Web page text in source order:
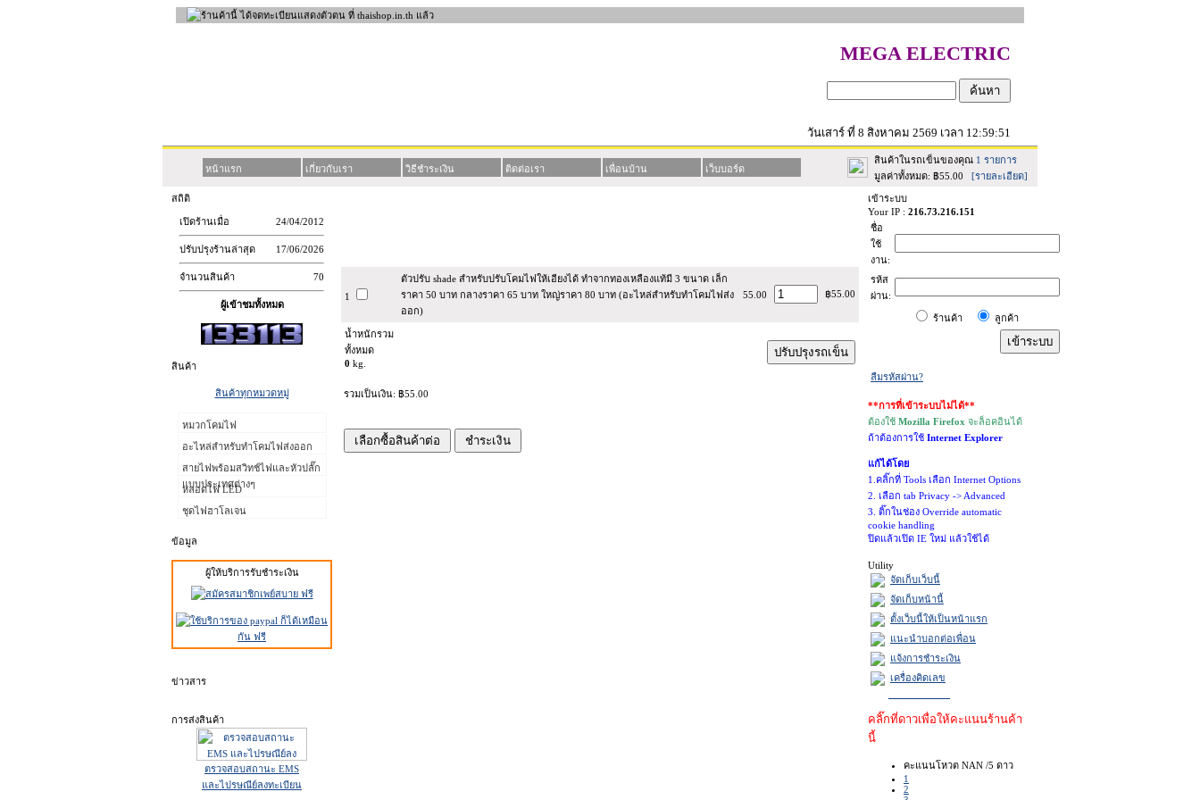
MEGA ELECTRIC
วันเสาร์ ที่ 8 สิงหาคม 2569 เวลา 12:59:51
หน้าแรก เกี่ยวกับเรา วิธีชำระเงิน ติดต่อเรา เพื่อนบ้าน เว็บบอร์ด
สินค้าในรถเข็นของคุณ 1 รายการ
มูลค่าทั้งหมด: ฿55.00 [รายละเอียด]
สถิติ
เปิดร้านเมื่อ 24/04/2012
ปรับปรุงร้านล่าสุด 17/06/2026
จำนวนสินค้า 70
ผู้เข้าชมทั้งหมด
สินค้า
สินค้าทุกหมวดหมู่
หมวกโคมไฟ
อะไหล่สำหรับทำโคมไฟส่งออก
สายไฟพร้อมสวิทช์ไฟและหัวปลั๊ก
แบบประเทศต่างๆ
หลอดไฟ LED
ชุดไฟฮาโลเจน
ข้อมูล
ผู้ให้บริการรับชำระเงิน
ข่าวสาร
การส่งสินค้า
ตรวจสอบสถานะ EMS
และไปรษณีย์ลงทะเบียน
1
ตัวปรับ shade สำหรับปรับโคมไฟให้เอียงได้ ทำจากทองเหลืองแท้มี 3 ขนาด เล็ก
ราคา 50 บาท กลางราคา 65 บาท ใหญ่ราคา 80 บาท (อะไหล่สำหรับทำโคมไฟส่ง
ออก)
55.00 ฿55.00
น้ำหนักรวม
ทั้งหมด
0 kg.
รวมเป็นเงิน: ฿55.00
เข้าระบบ
Your IP : 216.73.216.151
ชื่อ
ใช้
งาน:
รห้ส
ผ่าน:
ร้านค้า ลูกค้า
ลืมรหัสผ่าน?
**การที่เข้าระบบไม่ได้**
ต้องใช้ Mozilla Firefox จะล็อคอินได้
ถ้าต้องการใช้ Internet Explorer
แก้ได้โดย
1.คลิ๊กที่ Tools เลือก Internet Options
2. เลือก tab Privacy -> Advanced
3. ติ๊กในช่อง Override automatic
cookie handling
ปิดแล้วเปิด IE ใหม่ แล้วใช้ได้
Utility
จัดเก็บเว็บนี้
จัดเก็บหน้านี้
ตั้งเว็บนี้ให้เป็นหน้าแรก
แนะนำบอกต่อเพื่อน
แจ้งการชำระเงิน
เครื่องคิดเลข
คลิ๊กที่ดาวเพื่อให้คะแนนร้านค้า
นี้
คะแนนโหวต NAN /5 ดาว
1
2